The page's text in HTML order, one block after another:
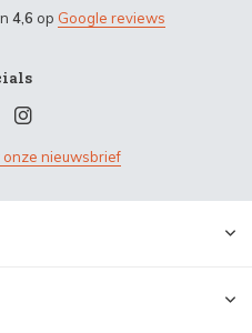
4,6 op Google reviews
nieuwsbrief